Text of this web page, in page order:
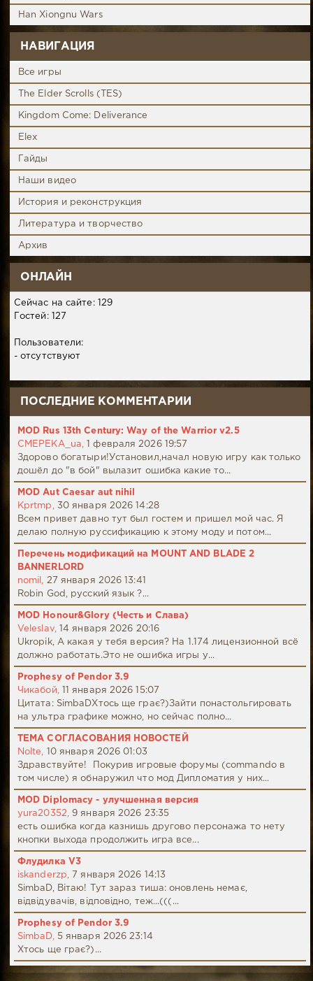
Han Xiongnu Wars
НАВИГАЦИЯ
Все игры
The Elder Scrolls (TES)
Kingdom Come: Deliverance
Elex
Гайды
Наши видео
История и реконструкция
Литература и творчество
Архив
ОНЛАЙН
Сейчас на сайте: 129
Гостей: 127
Пользователи:
- отсутствуют
ПОСЛЕДНИЕ КОММЕНТАРИИ
MOD Rus 13th Century: Way of the Warrior v2.5
CMEPEKA_ua,
1 февраля 2026 19:57
Здорово богатыри!Установил,начал новую игру как только
дошёл до "в бой" вылазит ошибка какие то...
MOD Aut Caesar aut nihil
Kprtmp, 30 января 2026 14:28
Всем привет давно тут был гостем и пришел мой час. Я
делаю полную руссификацию к этому моду и потом...
Перечень модификаций на MOUNT AND BLADE 2
BANNERLORD
nomil, 27 января 2026 13:41
Robin God, русский язык ?...
MOD Honour&Glory (Честь и Слава)
Veleslav,
14 января 2026 20:16
Ukropik, А какая у тебя версия? На 1.174 лицензионной всё
должно работать.Это не ошибка игры у...
Prophesy of Pendor 3.9
Чикабой,
11 января 2026 15:07
Цитата: SimbaDХтось ще грає?)Зайти понастольгировать
на ультра графике можно, но сейчас полно...
ТЕМА СОГЛАСОВАНИЯ НОВОСТЕЙ
Nolte,
10 января 2026 01:03
Здравствуйте! Покурив игровые форумы (commando в
том числе) я обнаружил что мод Дипломатия у них...
MOD Diplomacy - улучшенная версия
yura20352, 9 января 2026 23:35
есть ошибка когда казнишь другово персонажа то нету
кнопки выхода продолжить игра все...
Флудилка V3
iskanderzp, 7 января 2026 14:13
SimbaD, Вітаю! Тут зараз тиша: оновлень немає,
відвідувачів, відповідно, теж...(((...
Prophesy of Pendor 3.9
SimbaD, 5 января 2026 23:14
Хтось ще грає?)...